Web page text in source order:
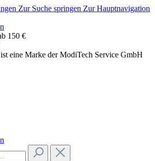
Zur Suche springen Zur Hauptnavigation
150 €
eine Marke der ModiTech Service GmbH